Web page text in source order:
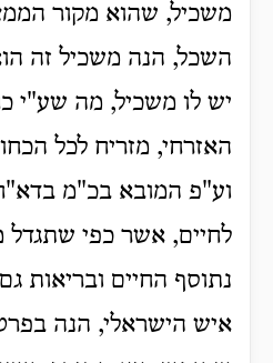
משכיל, שהוא מקור
השכל, הנה משכיל זה
יש לו משכיל, מה שע"י
האזרחי, מזריח לכל
וע"פ המובא בכ"מ
לחיים, אשר כפי
נתוסף החיים ובריאות
איש הישראלי, הנה